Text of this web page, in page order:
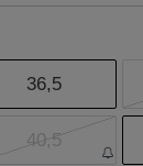
36,5
40,5